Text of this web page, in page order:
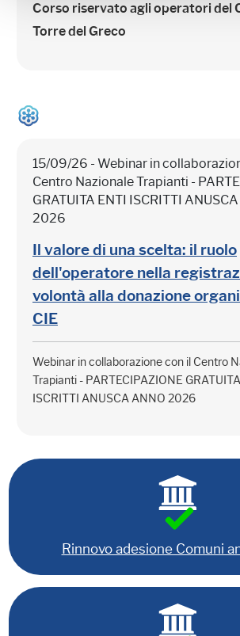
Corso riservato agli operatori del
Torre del Greco
15/09/26 - Webinar in
Centro Nazionale Trapianti -
GRATUITA ENTI ISCRITTI
2026
Il valore di una scelta: il ruolo
dell'operatore nella
volontà alla donazione
CIE
Webinar in collaborazione con il Centro
Trapianti - PARTECIPAZIONE
ISCRITTI ANUSCA ANNO 2026
Rinnovo adesione Comuni